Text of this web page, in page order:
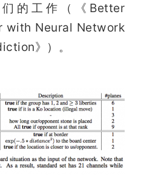
的工作（《Better
with Neural Network
》）。